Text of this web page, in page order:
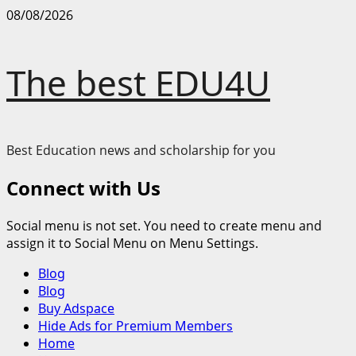
Skip
08/08/2026
The best EDU4U
Best Education news and scholarship for you
Connect with Us
Social menu is not set. You need to create menu and
assign it to Social Menu on Menu Settings.
Primary
Menu
Blog
Blog
Buy Adspace
Hide Ads for Premium Members
Home